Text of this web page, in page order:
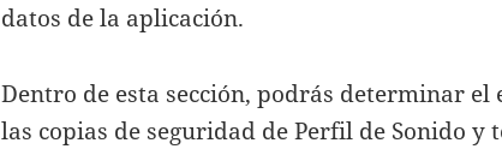
datos de la aplicación.
Dentro de esta sección, podrás determinar el
las copias de seguridad de Perfil de Sonido y